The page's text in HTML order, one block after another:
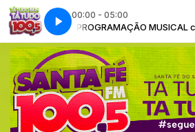
00:00 - 05:00
PROGRAMAÇÃO MUSICAL